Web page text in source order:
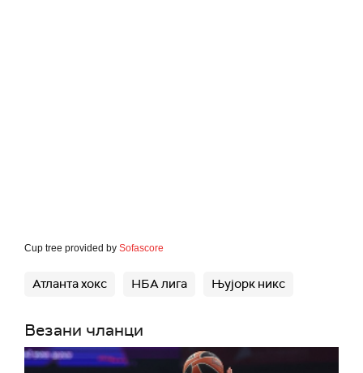
Cup tree provided by Sofascore
Атланта хокс НБА лига Њујорк никс
Везани чланци